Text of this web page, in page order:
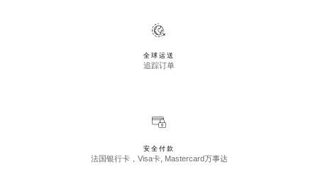
全球运送
追踪订单
安全付款
法国银行卡，Visa卡, Mastercard万事达